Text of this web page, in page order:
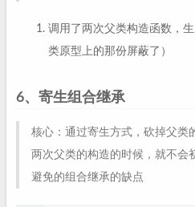
调用了两次父类构造函数，
类原型上的那份屏蔽了）
6、寄生组合继承
核心：通过寄生方式，砍掉父类
两次父类的构造的时候，就不会
避免的组合继承的缺点